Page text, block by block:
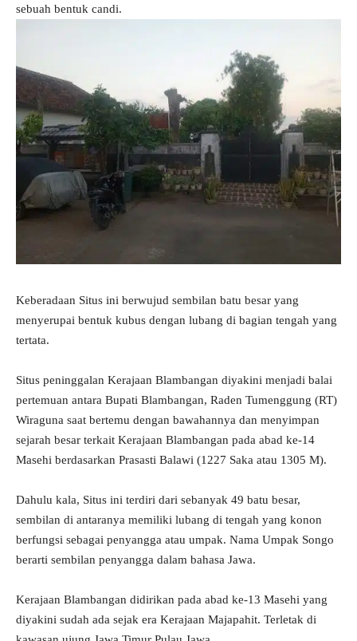
sebuah bentuk candi.
Keberadaan Situs ini berwujud sembilan batu besar yang
menyerupai bentuk kubus dengan lubang di bagian tengah yang
tertata.
Situs peninggalan Kerajaan Blambangan diyakini menjadi balai
pertemuan antara Bupati Blambangan, Raden Tumenggung (RT)
Wiraguna saat bertemu dengan bawahannya dan menyimpan
sejarah besar terkait Kerajaan Blambangan pada abad ke-14
Masehi berdasarkan Prasasti Balawi (1227 Saka atau 1305 M).
Dahulu kala, Situs ini terdiri dari sebanyak 49 batu besar,
sembilan di antaranya memiliki lubang di tengah yang konon
berfungsi sebagai penyangga atau umpak. Nama Umpak Songo
berarti sembilan penyangga dalam bahasa Jawa.
Kerajaan Blambangan didirikan pada abad ke-13 Masehi yang
diyakini sudah ada sejak era Kerajaan Majapahit. Terletak di